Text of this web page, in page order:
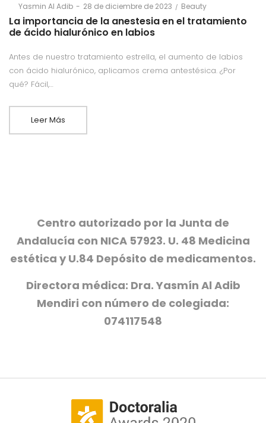
ByYasmin Al Adib
Posted
on
28 de diciembre de 2023
Posted
in
Beauty
La importancia de la anestesia en el tratamiento
de ácido hialurónico en labios
Antes de nuestro tratamiento estrella, el aumento de labios
con ácido hialurónico, aplicamos crema antestésica. ¿Por
qué? Fácil,…
Leer Más
Centro autorizado por la Junta de
Andalucía con NICA 57923. U. 48 Medicina
estética y U.84 Depósito de medicamentos.
Directora médica: Dra. Yasmín Al Adib
Mendiri con número de colegiada:
074117548